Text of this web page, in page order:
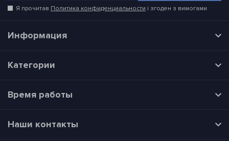
Я прочитав Политика конфиденциальности і згоден з вимогами
Информация
Категории
Время работы
Наши контакты